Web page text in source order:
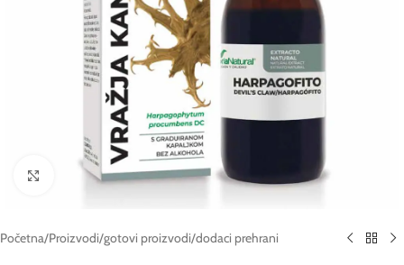
Click to enlarge
Početna/Proizvodi/gotovi proizvodi/dodaci prehrani